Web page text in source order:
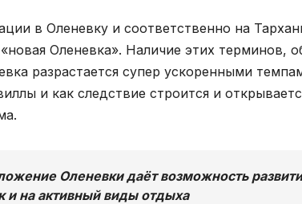
в Оленевку и соответственно на
Оленевка». Наличие этих терминов,
разрастается супер ускоренными
и как следствие строится и
Оленевки даёт возможность
и на активный виды отдыха